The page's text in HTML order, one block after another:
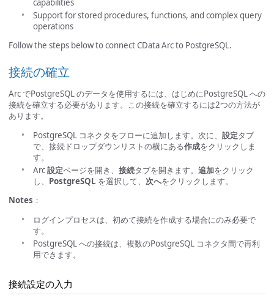
capabilities
Support for stored procedures, functions, and complex query
operations
Follow the steps below to connect CData Arc to PostgreSQL.
接続の確立
Arc でPostgreSQL のデータを使用するには、はじめにPostgreSQL への
接続を確立する必要があります。この接続を確立するには2つの方法が
あります。
PostgreSQL コネクタをフローに追加します。次に、 設定タブ
で、接続ドロップダウンリストの横にある作成をクリックしま
す。
Arc設定ページを開き、 接続タブを開きます。 追加をクリック
し、 PostgreSQL を選択して、 次へをクリックします。
Notes ：
ログインプロセスは、初めて接続を作成する場合にのみ必要で
す。
PostgreSQL への接続は、複数のPostgreSQL コネクタ間で再利
用できます。
接続設定の入力